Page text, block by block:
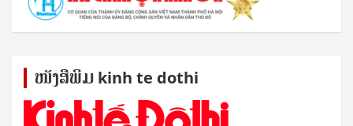
ໜັງ​ສື​ພິມ kinh te dothi